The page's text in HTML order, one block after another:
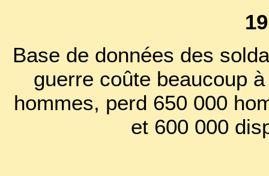
Base de données des
guerre coûte beaucoup
hommes, perd 650 000
et 600 000